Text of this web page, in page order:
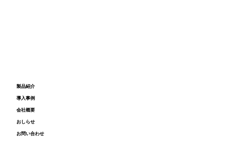
製品紹介
導入事例
会社概要
おしらせ
お問い合わせ